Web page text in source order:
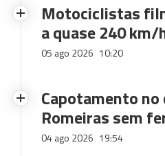
Motociclistas
a quase 240 km/
05 ago 2026 10:20
Capotamento
Romeiras sem
04 ago 2026 19:54